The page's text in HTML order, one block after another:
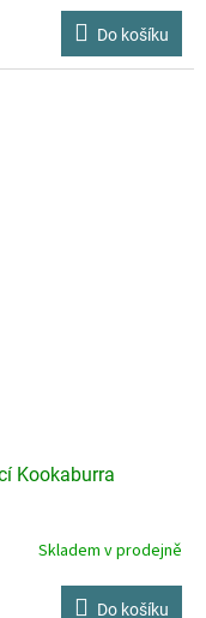
Do košíku
Kookaburra
Skladem v prodejně
Do košíku